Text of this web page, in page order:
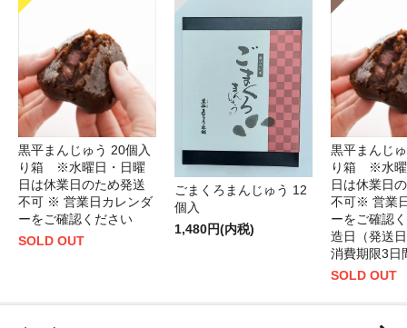
黒平まんじゅう 20個入
り箱 ※水曜日・日曜
日は休業日のため発送
不可 ※ 営業日カレンダ
ーをご確認ください
SOLD OUT
ごまくろまんじゅう 12
個入
1,480円(内税)
黒平まんじ
り箱 ※水曜
日は休業日
不可※ 営業
ーをご確認
造日（発送
消費期限3日
SOLD OUT